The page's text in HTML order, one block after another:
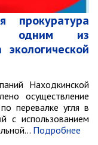
одним из
Находкинской
осуществление
перевалке угля в
с использованием
Подробнее